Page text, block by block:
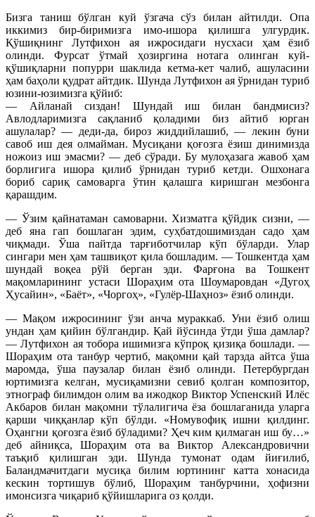
Бизга таниш бўлган куй ўзгача сўз билан айтилди. Опа
иккимиз бир-биримизга имо-ишора қилишга улгурдик.
Қўшиқнинг Лутфихон ая ижросидаги нусхаси ҳам ёзиб
олинди. Фурсат ўтмай ҳозиргина нотага олинган куй-
қўшиқларни попурри шаклида кетма-кет чалиб, ашуласини
ҳам баҳоли қудрат айтдик. Шунда Лутфихон ая ўрнидан туриб
юзини-юзимизга қўйиб:
— Айланай сиздан! Шундай иш билан бандмисиз?
Авлодларимизга сақланиб қоладими биз айтиб юрган
ашулалар? — деди-да, бироз жиддийлашиб, — лекин буни
савоб иш дея олмайман. Мусиқани қоғозга ёзиш динимизда
ножоиз иш эмасми? — деб сўради. Бу мулоҳазага жавоб ҳам
борлигига ишора қилиб ўрнидан туриб кетди. Ошхонага
бориб сариқ самоварга ўтин қалашга киришган мезбонга
қарашдим.
— Ўзим қайнатаман самоварни. Хизматга қўйдик сизни, —
деб яна гап бошлаган эдим, суҳбатдошимиздан садо ҳам
чиқмади. Ўша пайтда тарғиботчилар кўп бўларди. Улар
сингари мен ҳам ташвиқот қила бошладим. — Тошкентда ҳам
шундай воқеа рўй берган эди. Фарғона ва Тошкент
мақомларининг устаси Шораҳим ота Шоумаровдан «Дугоҳ
Ҳусайин», «Баёт», «Чоргоҳ», «Гулёр-Шаҳноз» ёзиб олинди.
— Мақом ижросининг ўзи анча мураккаб. Уни ёзиб олиш
ундан ҳам қийин бўлгандир. Қай йўсинда ўтди ўша дамлар?
— Лутфихон ая тобора ишимизга кўпроқ қизиқа бошлади. —
Шораҳим ота танбур чертиб, мақомни қай тарзда айтса ўша
маромда, ўша паузалар билан ёзиб олинди. Петербургдан
юртимизга келган, мусиқамизни севиб қолган композитор,
этнограф билимдон олим ва ижодкор Виктор Успенский Илёс
Акбаров билан мақомни тўлалигича ёза бошлаганида уларга
қарши чиққанлар кўп бўлди. «Номувофиқ ишни қилдинг.
Оҳангни қоғозга ёзиб бўладими? Ҳеч ким қилмаган иш бу…»
деб айниқса, Шораҳим ота ва Виктор Александровични
таъқиб қилишган эди. Шунда тумонат одам йиғилиб,
Баландмачитдаги мусиқа билим юртининг катта хонасида
кескин тортишув бўлиб, Шораҳим танбурчини, ҳофизни
имонсизга чиқариб қўйишларига оз қолди.